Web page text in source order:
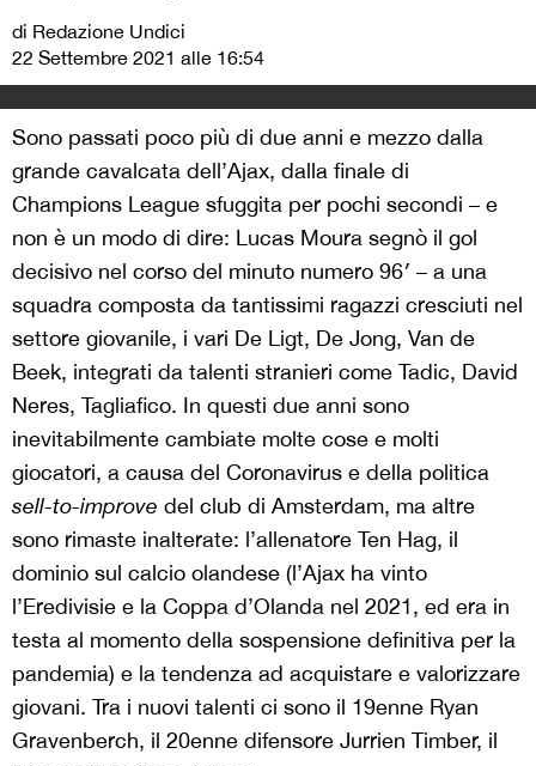
di Redazione Undici
22 Settembre 2021 alle 16:54
Sono passati poco più di due anni e mezzo dalla
grande cavalcata dell’Ajax, dalla finale di
Champions League sfuggita per pochi secondi – e
non è un modo di dire: Lucas Moura segnò il gol
decisivo nel corso del minuto numero 96′ – a una
squadra composta da tantissimi ragazzi cresciuti nel
settore giovanile, i vari De Ligt, De Jong, Van de
Beek, integrati da talenti stranieri come Tadic, David
Neres, Tagliafico. In questi due anni sono
inevitabilmente cambiate molte cose e molti
giocatori, a causa del Coronavirus e della politica
sell-to-improve del club di Amsterdam, ma altre
sono rimaste inalterate: l’allenatore Ten Hag, il
dominio sul calcio olandese (l’Ajax ha vinto
l’Eredivisie e la Coppa d’Olanda nel 2021, ed era in
testa al momento della sospensione definitiva per la
pandemia) e la tendenza ad acquistare e valorizzare
giovani. Tra i nuovi talenti ci sono il 19enne Ryan
Gravenberch, il 20enne difensore Jurrien Timber, il